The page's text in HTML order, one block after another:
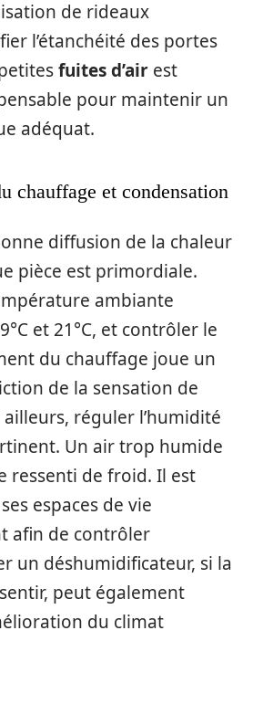
de rideaux
l’étanchéité des portes
fuites d’air est
pour maintenir un
adéquat.
chauffage et condensation
diffusion de la chaleur
pièce est primordiale.
ambiante
et 21°C, et contrôler le
du chauffage joue un
de la sensation de
réguler l’humidité
Un air trop humide
ressenti de froid. Il est
espaces de vie
afin de contrôler
un déshumidificateur, si la
peut également
du climat